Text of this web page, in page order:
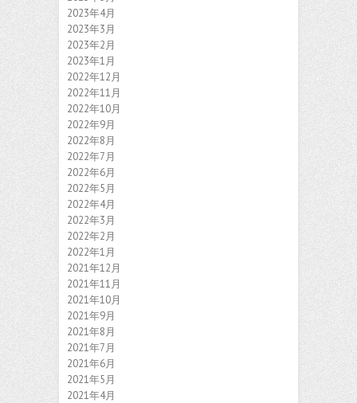
2023年4月
2023年3月
2023年2月
2023年1月
2022年12月
2022年11月
2022年10月
2022年9月
2022年8月
2022年7月
2022年6月
2022年5月
2022年4月
2022年3月
2022年2月
2022年1月
2021年12月
2021年11月
2021年10月
2021年9月
2021年8月
2021年7月
2021年6月
2021年5月
2021年4月